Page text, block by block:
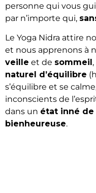
personne qui vous
par n’importe qui,
Le Yoga Nidra attire
et nous apprenons à
veille et de sommeil
naturel d’équilibre
s’équilibre et se
inconscients de
dans un état inné
bienheureuse.